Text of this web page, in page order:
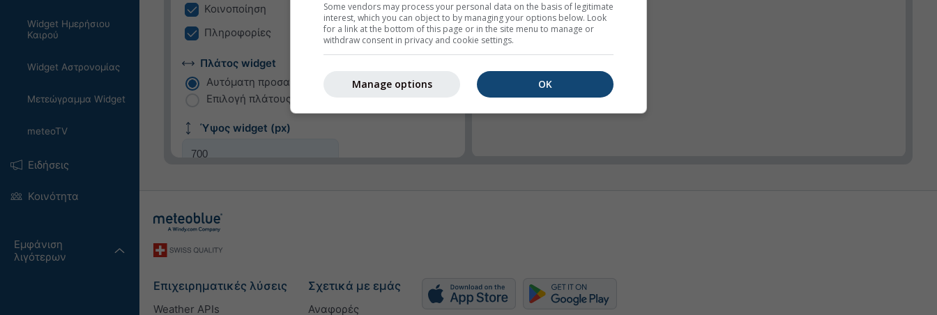
Widget Ημερήσιου
Καιρού
Widget Αστρονομίας
Μετεώγραμμα Widget
meteoTV
Ειδήσεις
Κοινότητα
Εμφάνιση
λιγότερων
Κοινοποίηση
Πληροφορίες
Πλάτος widget
Αυτόματη προσαρμογή πλάτους
Επιλογή πλάτους χειροκίνητα (px)
Ύψος widget (px)
Επιχειρηματικές λύσεις
Weather APIs
Σχετικά με εμάς
Αναφορές
Some vendors may process your personal data on the basis of legitimate
interest, which you can object to by managing your options below. Look
for a link at the bottom of this page or in the site menu to manage or
withdraw consent in privacy and cookie settings.
OK
Manage options